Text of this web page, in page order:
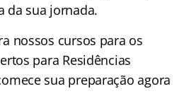
da sua jornada.
nossos cursos para os
para Residências
sua preparação agora